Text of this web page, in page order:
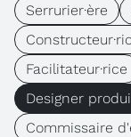
Serrurier·ère
Facilitateur·rice
Designer
Commissaire